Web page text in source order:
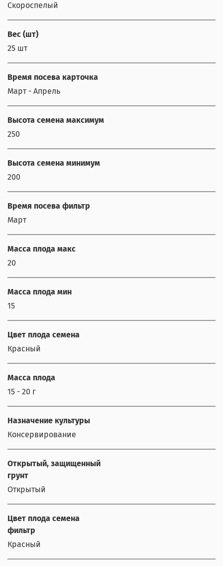
Скороспелый
Вес (шт)
25 шт
Время посева карточка
Март - Апрель
Высота семена максимум
250
Высота семена минимум
200
Время посева фильтр
Март
Масса плода макс
20
Масса плода мин
15
Цвет плода семена
Красный
Масса плода
15 - 20 г
Назначение культуры
Консервирование
Открытый, защищенный
грунт
Открытый
Цвет плода семена
фильтр
Красный